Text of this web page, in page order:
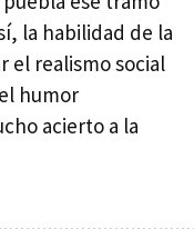
la habilidad de la
el realismo social
humor
acierto a la